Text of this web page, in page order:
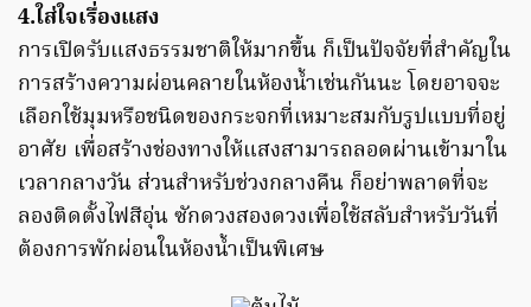
4.ใส่ใจเรื่องแสง
การเปิดรับแสงธรรมชาติให้มากขึ้น ก็เป็นปัจจัยที่สำคัญใน
การสร้างความผ่อนคลายในห้องน้ำเช่นกันนะ โดยอาจจะ
เลือกใช้มุมหรือชนิดของกระจกที่เหมาะสมกับรูปแบบที่อยู่
อาศัย เพื่อสร้างช่องทางให้แสงสามารถลอดผ่านเข้ามาใน
เวลากลางวัน ส่วนสำหรับช่วงกลางคืน ก็อย่าพลาดที่จะ
ลองติดตั้งไฟสีอุ่น ซักดวงสองดวงเพื่อใช้สลับสำหรับวันที่
ต้องการพักผ่อนในห้องน้ำเป็นพิเศษ